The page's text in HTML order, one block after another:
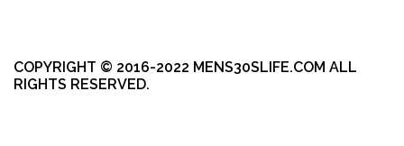
COPYRIGHT © 2016-2022 MENS30SLIFE.COM ALL
RIGHTS RESERVED.